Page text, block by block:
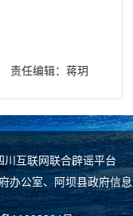
责任编辑：蒋玥
川互联网联合辟谣平台
办公室、阿坝县政府信息